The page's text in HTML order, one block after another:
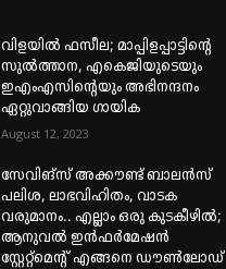
വിളയിൽ ഫസീല; മാപ്പിളപ്പാട്ടിന്റെ
സുൽത്താന, എകെജിയുടെയും
ഇഎംഎസിന്റെയും അഭിനന്ദനം
ഏറ്റുവാങ്ങിയ ഗായിക
August 12, 2023
സേവിങ്സ് അക്കൗണ്ട് ബാലൻസ്
പലിശ, ലാഭവിഹിതം, വാടക
വരുമാനം.. എല്ലാം ഒരു കുടകീഴിൽ;
ആനുവൽ ഇൻഫർമേഷൻ
സ്റ്റേറ്റ്മെന്റ് എങ്ങനെ ഡൗൺലോഡ്